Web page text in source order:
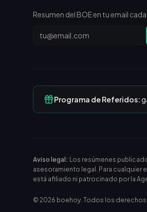
Resumen del BOE en tu email
Email
Programa de Referidos:
Aviso legal: Los resúmenes
asesoramiento legal. Para
está afiliado ni patrocinado por la
© 2026 boehoy. Todos los